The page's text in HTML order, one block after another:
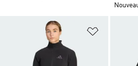
Ajouter à